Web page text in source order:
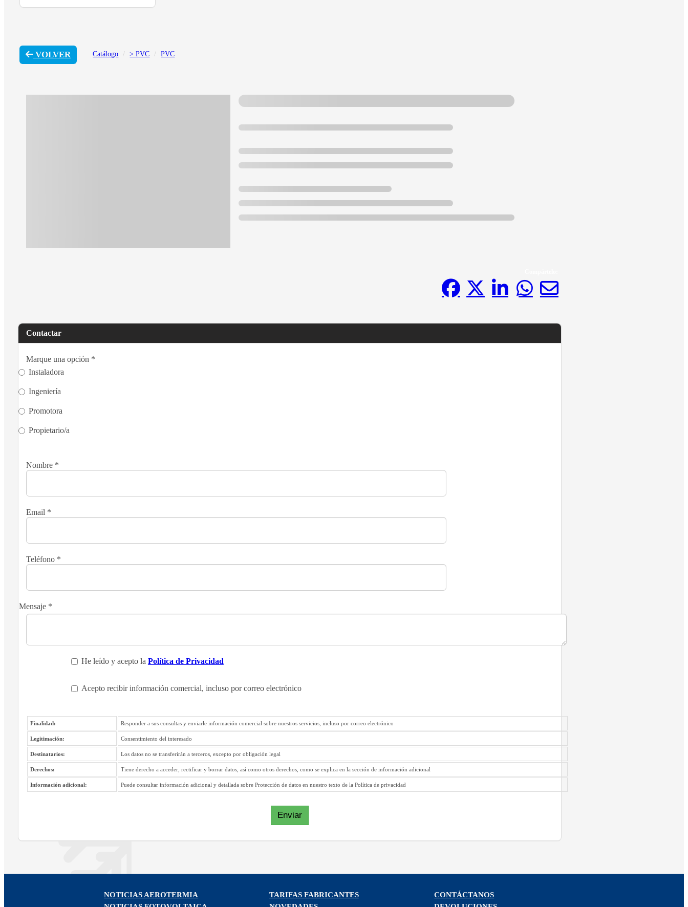
Catálogo > PVC PVC
VOLVER
Contactar
Marque una opción *
Instaladora
Ingeniería
Promotora
Propietario/a
Nombre *
Email *
Teléfono *
Mensaje *
He leído y acepto la Política de Privacidad
Acepto recibir información comercial, incluso por correo electrónico
Finalidad: Responder a sus consultas y enviarle información comercial sobre nuestros servicios, incluso por correo electrónico
Legitimación: Consentimiento del interesado
Destinatarios: Los datos no se transferirán a terceros, excepto por obligación legal
Derechos: Tiene derecho a acceder, rectificar y borrar datos, así como otros derechos, como se explica en la sección de información adicional
Información adicional: Puede consultar información adicional y detallada sobre Protección de datos en nuestro texto de la Política de privacidad
Enviar
NOTICIAS AEROTERMIA
TARIFAS FABRICANTES
CONTÁCTANOS